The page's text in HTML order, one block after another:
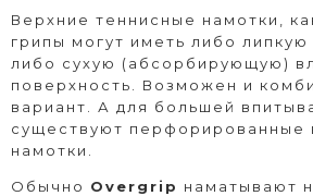
Верхние теннисные намотки,
грипы могут иметь либо липкую
либо сухую (абсорбирующую)
поверхность. Возможен и
вариант. А для большей
существуют перфорированные
намотки.
Обычно Overgrip наматывают